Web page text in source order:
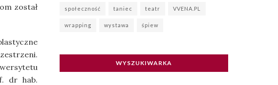
został
dr hab.
społeczność taniec teatr VVENA.PL
wrapping wystawa śpiew
WYSZUKIWARKA